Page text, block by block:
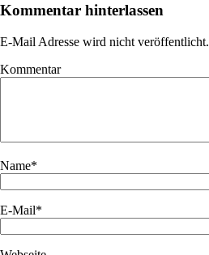
Kommentar hinterlassen
E-Mail Adresse wird nicht veröffentlicht.
Kommentar
Name*
E-Mail*